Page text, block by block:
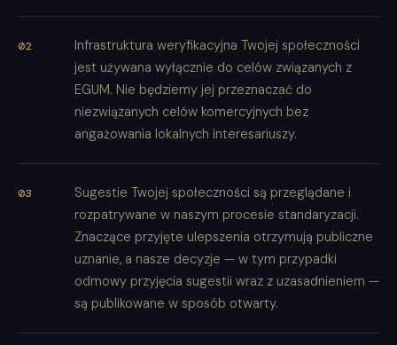
Infrastruktura weryfikacyjna Twojej społeczności
jest używana wyłącznie do celów związanych z
EGUM. Nie będziemy jej przeznaczać do
niezwiązanych celów komercyjnych bez
angażowania lokalnych interesariuszy.
Sugestie Twojej społeczności są przeglądane i
rozpatrywane w naszym procesie standaryzacji.
Znaczące przyjęte ulepszenia otrzymują publiczne
uznanie, a nasze decyzje — w tym przypadki
odmowy przyjęcia sugestii wraz z uzasadnieniem —
są publikowane w sposób otwarty.